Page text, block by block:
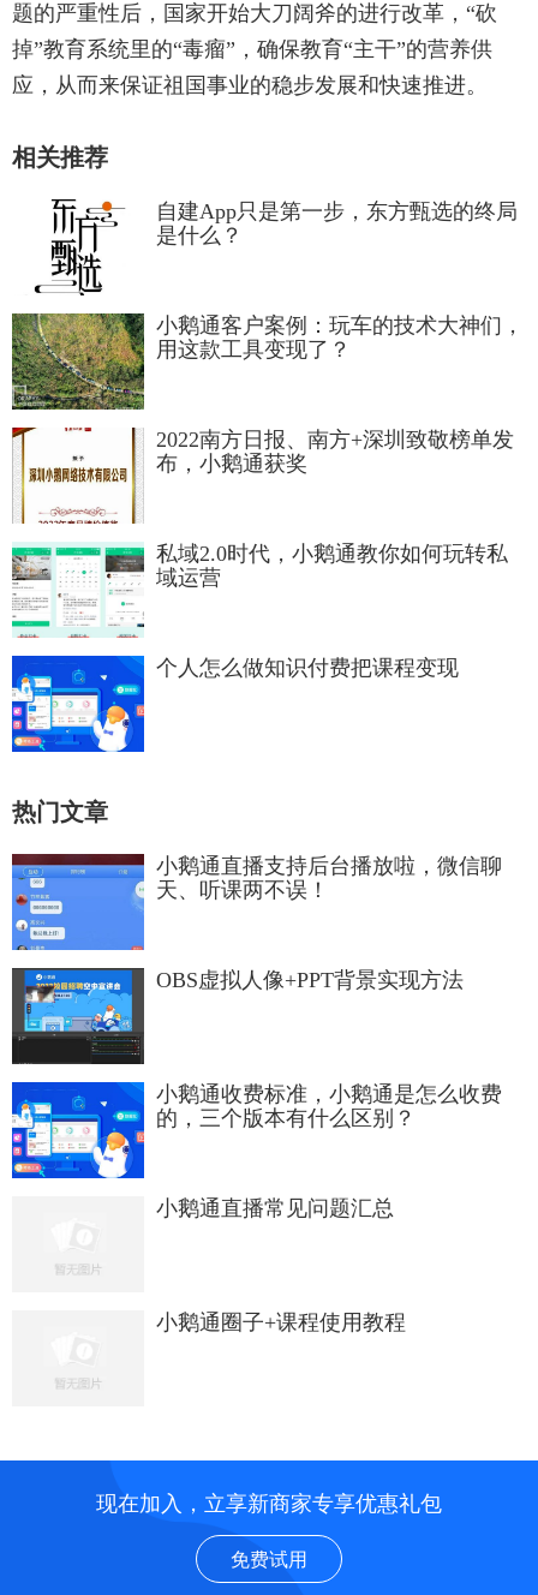
题的严重性后，国家开始大刀阔斧的进行改革，“砍
掉”教育系统里的“毒瘤”，确保教育“主干”的营养供
应，从而来保证祖国事业的稳步发展和快速推进。
相关推荐
自建App只是第一步，东方甄选的终局
是什么？
小鹅通客户案例：玩车的技术大神们，
用这款工具变现了？
2022南方日报、南方+深圳致敬榜单发
布，小鹅通获奖
私域2.0时代，小鹅通教你如何玩转私
域运营
个人怎么做知识付费把课程变现
热门文章
小鹅通直播支持后台播放啦，微信聊
天、听课两不误！
OBS虚拟人像+PPT背景实现方法
小鹅通收费标准，小鹅通是怎么收费
的，三个版本有什么区别？
小鹅通直播常见问题汇总
小鹅通圈子+课程使用教程
现在加入，立享新商家专享优惠礼包
免费试用